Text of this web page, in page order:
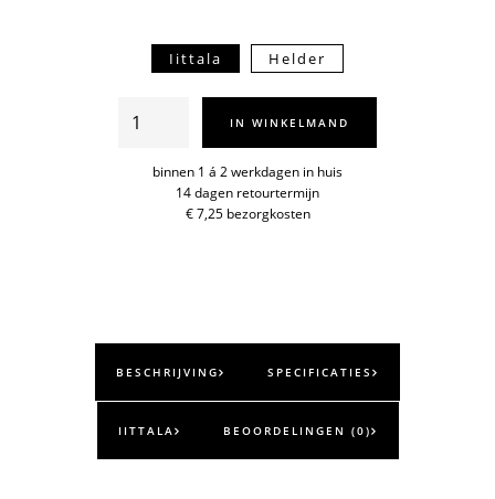
Iittala Helder
Ultima
schaal
370mm
IN WINKELMAND
binnen 1 á 2 werkdagen in huis
14 dagen retourtermijn
€ 7,25 bezorgkosten
BESCHRIJVING SPECIFICATIES
IITTALA BEOORDELINGEN (0)